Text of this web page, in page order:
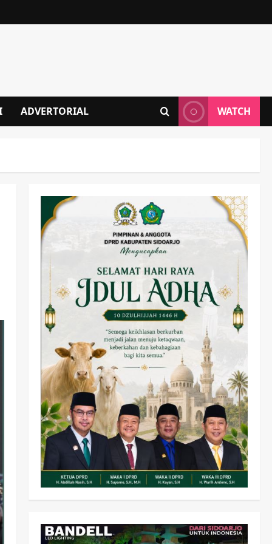
ADVERTORIAL WATCH
2
Olahraga
Adu Taktik di Atas Rumput
Sintetis: PWI dan Sapma
Mesin Menuju Piala Soccer
wartanusa 5 Agustus 2026